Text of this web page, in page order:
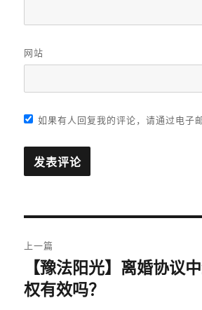
网站
如果有人回复我的评论，请通过电子
章
导
上一篇
篇
【豫法阳光】离婚协议
权有效吗？